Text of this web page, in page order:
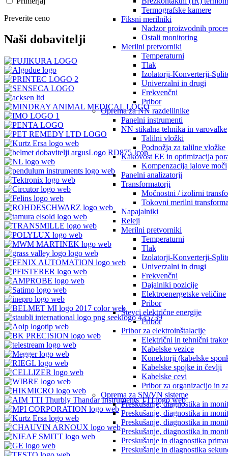
Termografske kamere
Fiksni merilniki
Nadzor proizvodnih
Ostali monitoring
Merilni pretvorniki
Temperaturni
Tlak
Izolatorji-Konverterji-
Univerzalni in drugi
Frekvenčni
Pribor
Oprema za NN razdelilnike
Panelni instrumenti
NN stikalna tehnika in varovalke
Talilni vložki
Podnožja za talilne vložke
Kakovost EE in optimizacija
Kompenzacija jalove moči
Panelni analizatorji
Transformatorji
Močnostni / izolirni
Tokovni merilni
Napajalniki
Releji
Merilni pretvorniki
Temperaturni
Tlak
Izolatorji-Konverterji-
Univerzalni in drugi
Frekvenčni
Dajalniki pozicije
Elektroenergetske veličine
Pribor
Števci električne energije
Pribor
Pribor za elektroinštalacije
Električni in tehnični
Kabelske vezice
Konektorji (kabelske
Kabelske spojke in čevlji
Kabelske cevi
Pribor za organizacijo in
Oprema za SN/VN sisteme
Preskušanje, diagnostika in
Preskušanje, diagnostika in
Preskušanje, diagnostika in
Preskušanje, diagnostika in
Preskušanje in diagnostika
Preskušanje in diagnostika
Preverite ceno
Naši dobavitelji